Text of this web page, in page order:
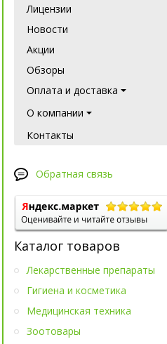
Лицензии
Новости
Акции
Обзоры
Оплата и доставка
О компании
Контакты
Обратная связь
Каталог товаров
Лекарственные препараты
Гигиена и косметика
Медицинская техника
Зоотовары